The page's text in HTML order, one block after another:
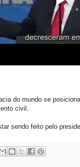
do mundo se
civil.
sendo feito pelo